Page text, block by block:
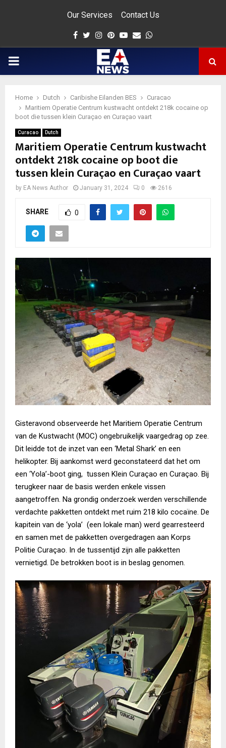
Our Services Contact Us
Facebook
Twitter
Instagram
Pinterest
Youtube
Email
PRIMARY
Home Dutch Caribishe Eilanden BES
Curacao
Maritiem Operatie Centrum kustwacht ontdekt 218k cocaine op
boot die tussen klein Curaçao en Curaçao vaart
Curacao Dutch
Maritiem Operatie Centrum kustwacht
ontdekt 218k cocaine op boot die
tussen klein Curaçao en Curaçao vaart
by EA News Author January 31, 2024 0 2616
SHARE 0
Gisteravond observeerde het Maritiem Operatie Centrum
van de Kustwacht (MOC) ongebruikelijk vaargedrag op zee.
Dit leidde tot de inzet van een ‘Metal Shark’ en een
helikopter. Bij aankomst werd geconstateerd dat het om
een ‘Yola’-boot ging, tussen Klein Curaçao en Curaçao. Bij
terugkeer naar de basis werden enkele vissen
aangetroffen. Na grondig onderzoek werden verschillende
verdachte pakketten ontdekt met ruim 218 kilo cocaïne. De
kapitein van de ‘yola’ (een lokale man) werd gearresteerd
en samen met de pakketten overgedragen aan Korps
Politie Curaçao. In de tussentijd zijn alle pakketten
vernietigd. De betrokken boot is in beslag genomen.